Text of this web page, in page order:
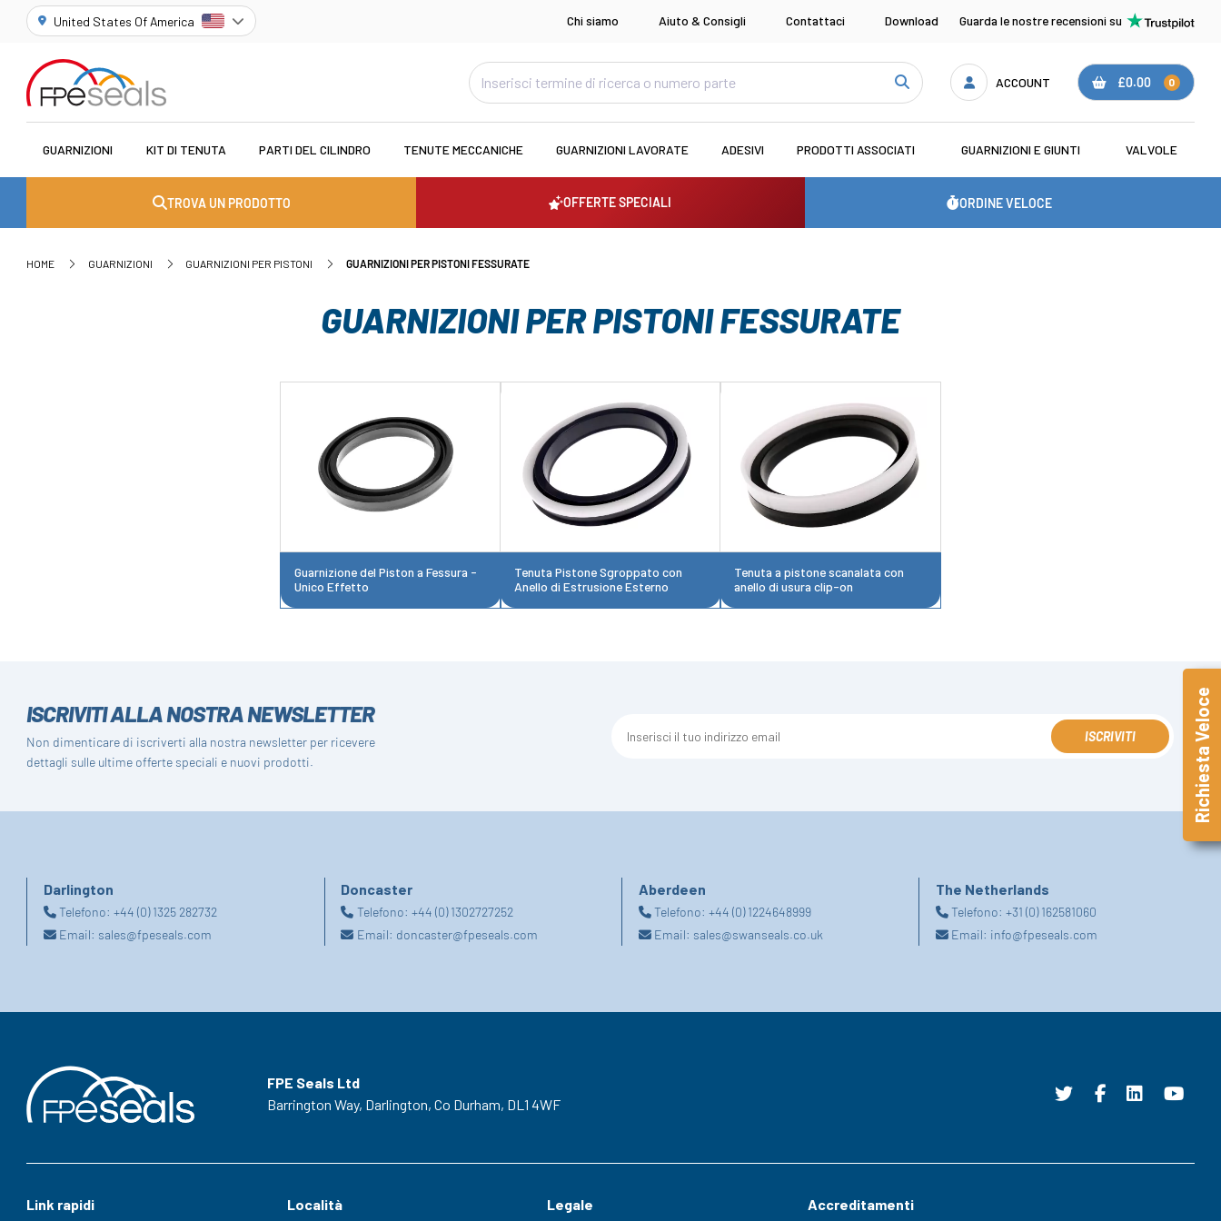
United States Of America Chi siamo Aiuto & Consigli Contattaci Download Guarda le nostre recensioni su
ACCOUNT £0.00 0
GUARNIZIONI KIT DI TENUTA PARTI DEL CILINDRO TENUTE MECCANICHE GUARNIZIONI LAVORATE ADESIVI PRODOTTI ASSOCIATI GUARNIZIONI E GIUNTI VALVOLE
TROVA UN PRODOTTO OFFERTE SPECIALI ORDINE VELOCE
HOME GUARNIZIONI GUARNIZIONI PER PISTONI GUARNIZIONI PER PISTONI FESSURATE
GUARNIZIONI PER PISTONI FESSURATE
Guarnizione del Piston a Fessura -
Unico Effetto
Tenuta Pistone Sgroppato con
Anello di Estrusione Esterno
Tenuta a pistone scanalata con
anello di usura clip-on
ISCRIVITI ALLA NOSTRA NEWSLETTER
Non dimenticare di iscriverti alla nostra newsletter per ricevere
dettagli sulle ultime offerte speciali e nuovi prodotti.
ISCRIVITI
Darlington
Telefono:+44 (0) 1325 282732
Email: sales@fpeseals.com
Doncaster
Telefono: +44 (0) 1302727252
Email: doncaster@fpeseals.com
Aberdeen
Telefono: +44 (0) 1224648999
Email: sales@swanseals.co.uk
The Netherlands
Telefono:+31 (0) 162581060
Email: info@fpeseals.com
FPE Seals Ltd
Barrington Way, Darlington, Co Durham, DL1 4WF
Link rapidi Località Legale Accreditamenti
Richiesta Veloce